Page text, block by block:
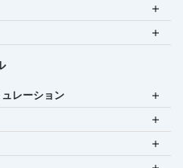
レーション